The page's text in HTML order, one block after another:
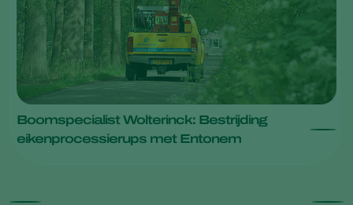
Boomspecialist Wolterinck: Bestrijding
eikenprocessierups met Entonem